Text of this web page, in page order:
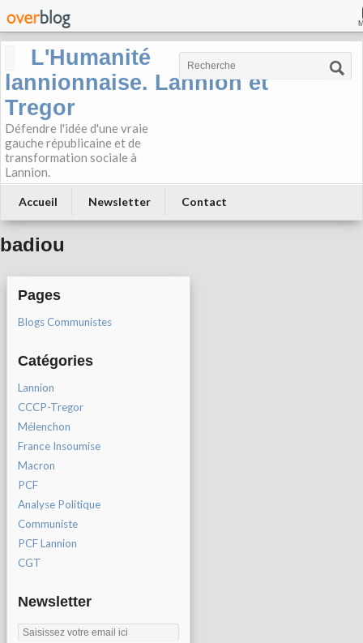
L'Humanité
lannionnaise. Lannion et
Tregor
Défendre l'idée d'une vraie
gauche républicaine et de
transformation sociale à
Lannion.
Accueil Newsletter Contact
badiou
Pages
Blogs Communistes
Catégories
Lannion
CCCP-Tregor
Mélenchon
France Insoumise
Macron
PCF
Analyse Politique
Communiste
PCF Lannion
CGT
Newsletter